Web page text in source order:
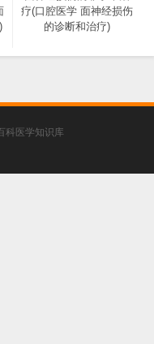
疗(口腔医学 面神经损伤
的诊断和治疗)
科医学知识库